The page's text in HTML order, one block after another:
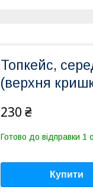
Топкейс,
(верхня
230 ₴
Готово до відправки 1
Купити